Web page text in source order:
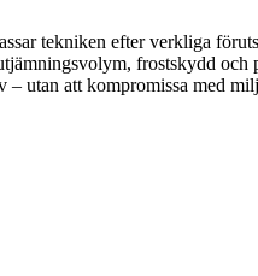
tekniken efter verkliga
frostskydd
utan att kompromissa med